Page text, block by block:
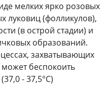
мелких ярко розовых
луковиц (фолликулов),
(в острой стадии) и
образований.
захватывающих
беспокоить
- 37,5°С)